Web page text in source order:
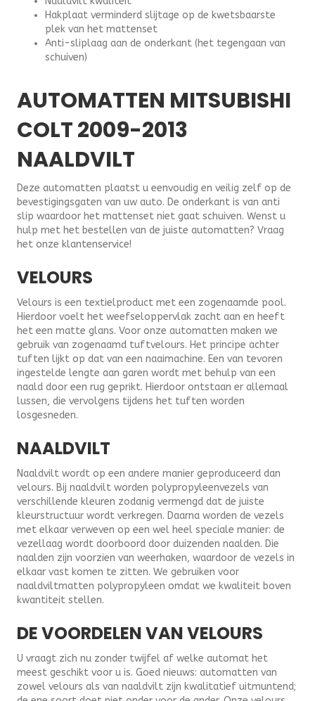
Hakplaat verminderd slijtage op de kwetsbaarste
plek van het mattenset
Anti-sliplaag aan de onderkant (het tegengaan van
schuiven)
AUTOMATTEN MITSUBISHI
COLT 2009-2013
NAALDVILT
Deze automatten plaatst u eenvoudig en veilig zelf op de
bevestigingsgaten van uw auto. De onderkant is van anti
slip waardoor het mattenset niet gaat schuiven. Wenst u
hulp met het bestellen van de juiste automatten? Vraag
het onze klantenservice!
VELOURS
Velours is een textielproduct met een zogenaamde pool.
Hierdoor voelt het weefseloppervlak zacht aan en heeft
het een matte glans. Voor onze automatten maken we
gebruik van zogenaamd tuftvelours. Het principe achter
tuften lijkt op dat van een naaimachine. Een van tevoren
ingestelde lengte aan garen wordt met behulp van een
naald door een rug geprikt. Hierdoor ontstaan er allemaal
lussen, die vervolgens tijdens het tuften worden
losgesneden.
NAALDVILT
Naaldvilt wordt op een andere manier geproduceerd dan
velours. Bij naaldvilt worden polypropyleenvezels van
verschillende kleuren zodanig vermengd dat de juiste
kleurstructuur wordt verkregen. Daarna worden de vezels
met elkaar verweven op een wel heel speciale manier: de
vezellaag wordt doorboord door duizenden naalden. Die
naalden zijn voorzien van weerhaken, waardoor de vezels in
elkaar vast komen te zitten. We gebruiken voor
naaldviltmatten polypropyleen omdat we kwaliteit boven
kwantiteit stellen.
DE VOORDELEN VAN VELOURS
U vraagt zich nu zonder twijfel af welke automat het
meest geschikt voor u is. Goed nieuws: automatten van
zowel velours als van naaldvilt zijn kwalitatief uitmuntend;